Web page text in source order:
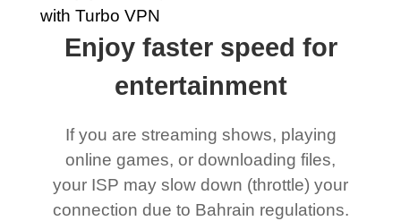
Enjoy faster speed for
entertainment
If you are streaming shows, playing
online games, or downloading files,
your ISP may slow down (throttle) your
connection due to Bahrain regulations.